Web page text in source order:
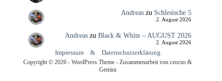
Andreaszu Schlesische 5
2. August 2026
Andreaszu Black & White – AUGUST 2026
2. August 2026
Impressum & Datenschutzerklärung
Copyright © 2026 - WordPress Theme - Zusammenarbeit von czoczo &
Gemini